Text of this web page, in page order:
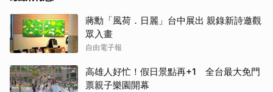
蔣勳「風荷．日麗」台中展出 親錄新詩邀觀
眾入畫
自由電子報
高雄人好忙！假日景點再+1 全台最大免門
票親子樂園開幕